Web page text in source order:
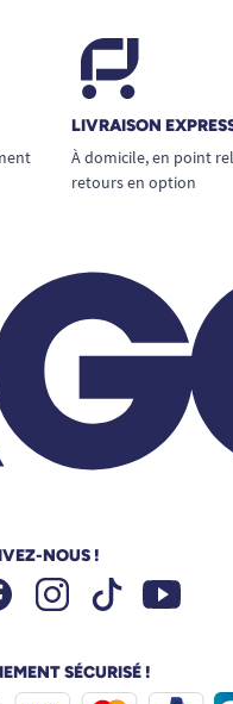
LIVRAISON
À domicile, en point
retours en option
NOUS !
FacebookInstagramTiktok Youtube
SÉCURISÉ !